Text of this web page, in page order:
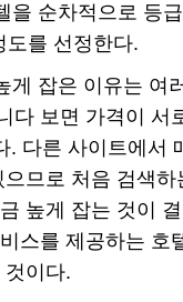
을 순차적으로 등
도를 선정한다.
게 잡은 이유는 여
다 보면 가격이 서
. 다른 사이트에서
므로 처음 검색하
높게 잡는 것이
스를 제공하는 호
것이다.